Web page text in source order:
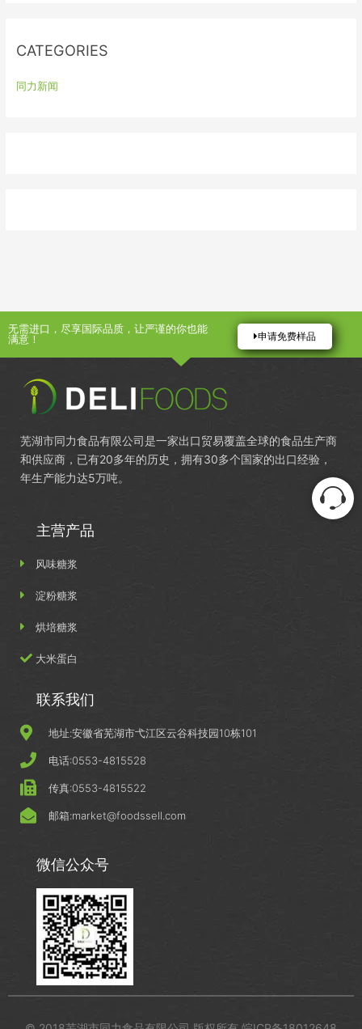
CATEGORIES
同力新闻
无需进口，尽享国际品质，让严谨的你也能
满意！
申请免费样品
芜湖市同力食品有限公司是一家出口贸易覆盖全球的食品生产商
和供应商，已有20多年的历史，拥有30多个国家的出口经验，
年生产能力达5万吨。
主营产品
风味糖浆
淀粉糖浆
烘培糖浆
大米蛋白
联系我们
地址:安徽省芜湖市弋江区云谷科技园10栋101
电话:0553-4815528
传真:0553-4815522
邮箱:market@foodssell.com
微信公众号